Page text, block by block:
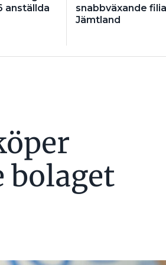
anställda
snabbväxande
Jämtland
bolaget